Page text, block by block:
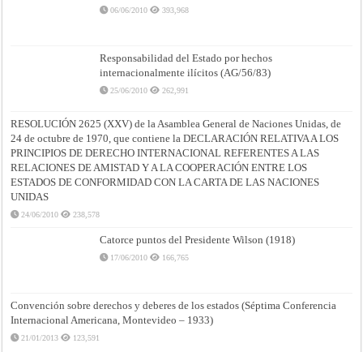
06/06/2010 393,968
Responsabilidad del Estado por hechos
internacionalmente ilícitos (AG/56/83)
25/06/2010 262,991
RESOLUCIÓN 2625 (XXV) de la Asamblea General de Naciones Unidas, de
24 de octubre de 1970, que contiene la DECLARACIÓN RELATIVA A LOS
PRINCIPIOS DE DERECHO INTERNACIONAL REFERENTES A LAS
RELACIONES DE AMISTAD Y A LA COOPERACIÓN ENTRE LOS
ESTADOS DE CONFORMIDAD CON LA CARTA DE LAS NACIONES
UNIDAS
24/06/2010 238,578
Catorce puntos del Presidente Wilson (1918)
17/06/2010 166,765
Convención sobre derechos y deberes de los estados (Séptima Conferencia
Internacional Americana, Montevideo – 1933)
21/01/2013 123,591